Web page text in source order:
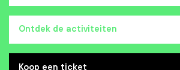
Ontdek de activiteiten
Koop een ticket